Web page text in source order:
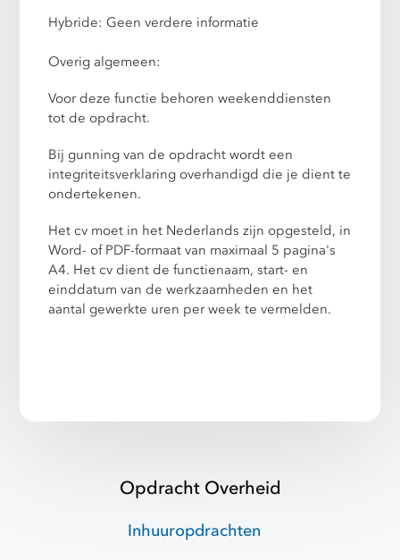
Hybride: Geen verdere informatie
Overig algemeen:
Voor deze functie behoren weekenddiensten
tot de opdracht.
Bij gunning van de opdracht wordt een
integriteitsverklaring overhandigd die je dient te
ondertekenen.
Het cv moet in het Nederlands zijn opgesteld, in
Word- of PDF-formaat van maximaal 5 pagina's
A4. Het cv dient de functienaam, start- en
einddatum van de werkzaamheden en het
aantal gewerkte uren per week te vermelden.
Opdracht Overheid
Inhuuropdrachten